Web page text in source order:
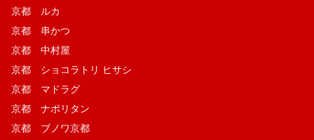
京都 ルカ
京都 串かつ
京都 中村屋
京都 ショコラトリ ヒサシ
京都 マドラグ
京都 ナポリタン
京都 ブノワ京都